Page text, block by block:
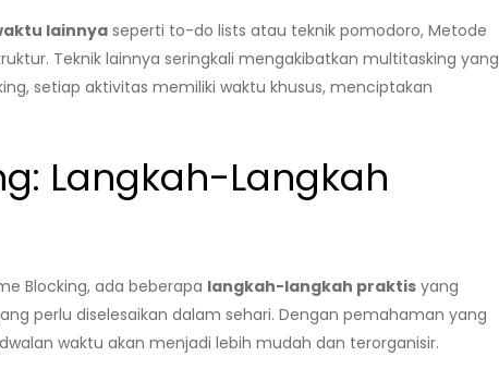
lainnya seperti to-do lists atau teknik pomodoro, Metode
Teknik lainnya seringkali mengakibatkan multitasking yang
setiap aktivitas memiliki waktu khusus, menciptakan
Langkah-Langkah
Blocking, ada beberapa langkah-langkah praktis yang
perlu diselesaikan dalam sehari. Dengan pemahaman yang
waktu akan menjadi lebih mudah dan terorganisir.